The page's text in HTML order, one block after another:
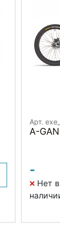
Арт.
A-
-
Нет в